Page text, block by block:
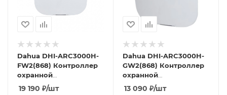
Dahua DHI-ARC3000H-
FW2(868) Контроллер
охранной
сигнализации
19 190 ₽/шт
Dahua DHI-ARC3000H-
GW2(868) Контроллер
охранной
сигнализации
13 090 ₽/шт